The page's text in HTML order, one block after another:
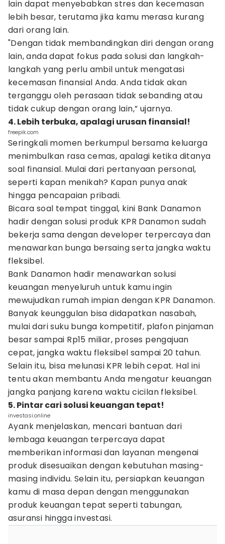
lain dapat menyebabkan stres dan kecemasan
lebih besar, terutama jika kamu merasa kurang
dari orang lain.
"Dengan tidak membandingkan diri dengan orang
lain, anda dapat fokus pada solusi dan langkah-
langkah yang perlu ambil untuk mengatasi
kecemasan finansial Anda. Anda tidak akan
terganggu oleh perasaan tidak sebanding atau
tidak cukup dengan orang lain,” ujarnya.
4. Lebih terbuka, apalagi urusan finansial!
freepik.com
Seringkali momen berkumpul bersama keluarga
menimbulkan rasa cemas, apalagi ketika ditanya
soal finansial. Mulai dari pertanyaan personal,
seperti kapan menikah? Kapan punya anak
hingga pencapaian pribadi.
Bicara soal tempat tinggal, kini Bank Danamon
hadir dengan solusi produk KPR Danamon sudah
bekerja sama dengan developer terpercaya dan
menawarkan bunga bersaing serta jangka waktu
fleksibel.
Bank Danamon hadir menawarkan solusi
keuangan menyeluruh untuk kamu ingin
mewujudkan rumah impian dengan KPR Danamon.
Banyak keunggulan bisa didapatkan nasabah,
mulai dari suku bunga kompetitif, plafon pinjaman
besar sampai Rp15 miliar, proses pengajuan
cepat, jangka waktu fleksibel sampai 20 tahun.
Selain itu, bisa melunasi KPR lebih cepat. Hal ini
tentu akan membantu Anda mengatur keuangan
jangka panjang karena waktu cicilan fleksibel.
5. Pintar cari solusi keuangan tepat!
investasi.online
Ayank menjelaskan, mencari bantuan dari
lembaga keuangan terpercaya dapat
memberikan informasi dan layanan mengenai
produk disesuaikan dengan kebutuhan masing-
masing individu. Selain itu, persiapkan keuangan
kamu di masa depan dengan menggunakan
produk keuangan tepat seperti tabungan,
asuransi hingga investasi.